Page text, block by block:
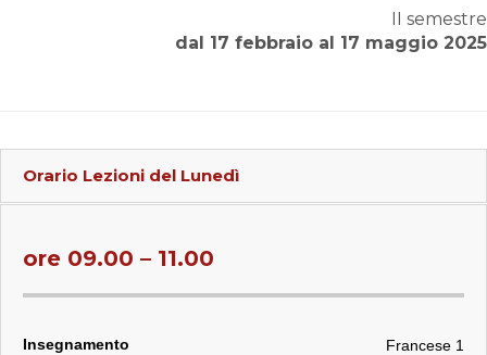
II semestre
dal 17 febbraio al 17 maggio 2025
Orario Lezioni del Lunedì
ore 09.00 – 11.00
Francese 1